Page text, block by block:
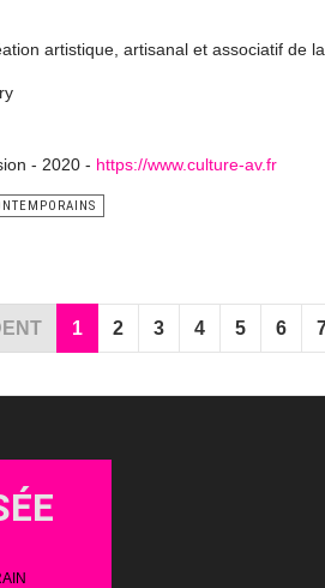
artistique, artisanal et associatif de
- 2020 - https://www.culture-av.fr
1 2 3 4 5 6